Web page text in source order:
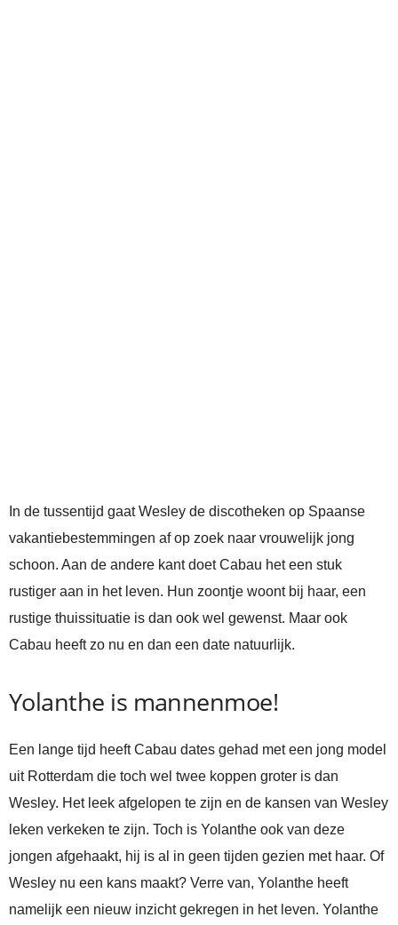
In de tussentijd gaat Wesley de discotheken op Spaanse
vakantiebestemmingen af op zoek naar vrouwelijk jong
schoon. Aan de andere kant doet Cabau het een stuk
rustiger aan in het leven. Hun zoontje woont bij haar, een
rustige thuissituatie is dan ook wel gewenst. Maar ook
Cabau heeft zo nu en dan een date natuurlijk.
Yolanthe is mannenmoe!
Een lange tijd heeft Cabau dates gehad met een jong model
uit Rotterdam die toch wel twee koppen groter is dan
Wesley. Het leek afgelopen te zijn en de kansen van Wesley
leken verkeken te zijn. Toch is Yolanthe ook van deze
jongen afgehaakt, hij is al in geen tijden gezien met haar. Of
Wesley nu een kans maakt? Verre van, Yolanthe heeft
namelijk een nieuw inzicht gekregen in het leven. Yolanthe